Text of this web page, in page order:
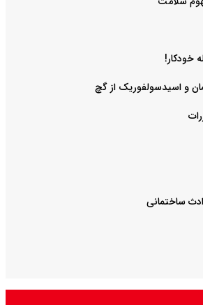
خودکار!
و اسیدسولفوریک از گچ
ساختمانی